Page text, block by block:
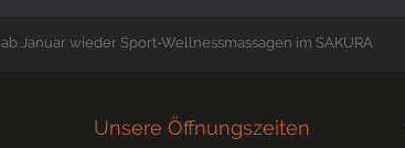
ab Januar wieder Sport-Wellnessmassagen im SAKURA
Unsere Öffnungszeiten